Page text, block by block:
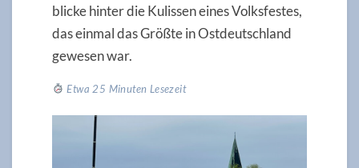
blicke hinter die Kulissen eines Volksfestes,
das einmal das Größte in Ostdeutschland
gewesen war.
Etwa 25 Minuten Lesezeit